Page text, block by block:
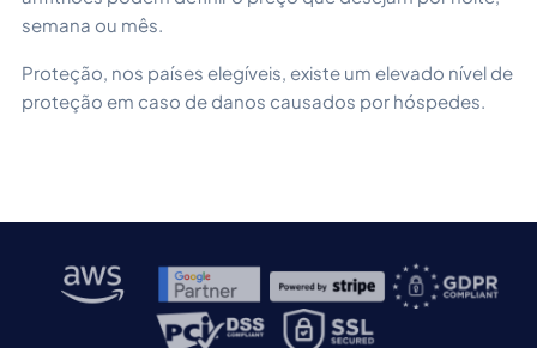
semana ou mês.
Proteção, nos países elegíveis, existe um elevado nível de
proteção em caso de danos causados por hóspedes.